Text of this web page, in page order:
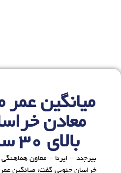
میانگین عمر
معادن
بالای ۳۰ سال است
بیرجند – ایرنا – معاون هماهنگی
خراسان جنوبی گفت: میانگین